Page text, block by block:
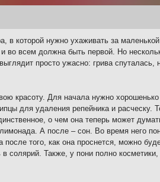
в которой нужно ухаживать за
во всем должна быть первой. Но
просто ужасно: грива
красоту. Для начала нужно
для удаления репейника и расческу.
о чем она теперь может
А после – сон. Во время него
того, как она проснется, можно
в солярий. Также, у пони полно